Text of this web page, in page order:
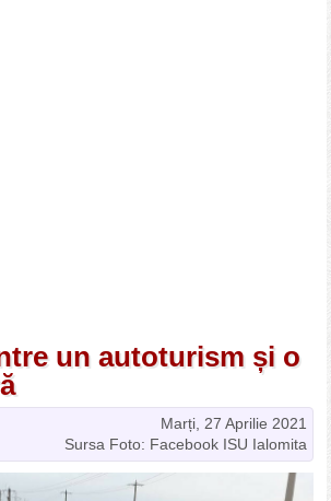
un autoturism și o
Marți, 27 Aprilie 2021
Sursa Foto: Facebook ISU Ialomita